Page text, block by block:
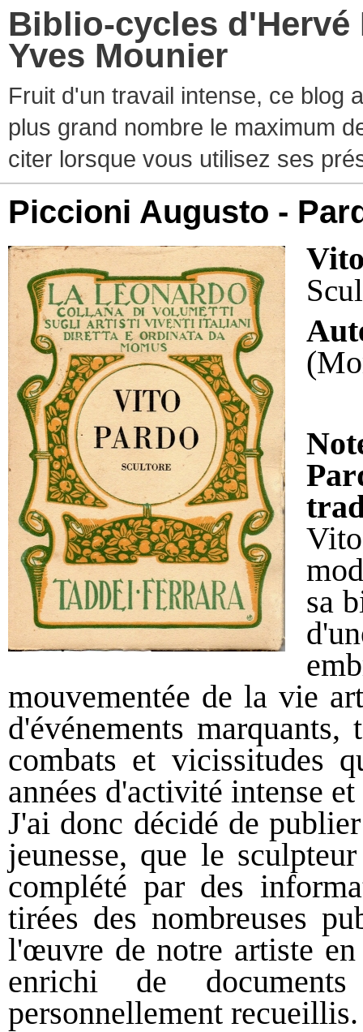
Biblio-cycles d'Hervé
Yves Mounier
Fruit d'un travail intense, ce blog
plus grand nombre le maximum
citer lorsque vous utilisez ses
Piccioni Augusto -
sa
mouvementée de la vie
d'événements
combats et vicissitudes
années d'activité intense
J'ai donc décidé de
jeunesse, que le
complété par des
tirées des nombreuses
l'œuvre de notre artiste
enrichi de
personnellement